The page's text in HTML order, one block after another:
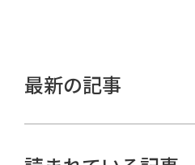
最新の記事